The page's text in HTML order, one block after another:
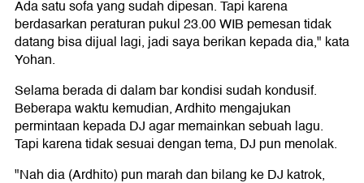
Ada satu sofa yang sudah dipesan. Tapi karena
berdasarkan peraturan pukul 23.00 WIB pemesan tidak
datang bisa dijual lagi, jadi saya berikan kepada dia," kata
Yohan.
Selama berada di dalam bar kondisi sudah kondusif.
Beberapa waktu kemudian, Ardhito mengajukan
permintaan kepada DJ agar memainkan sebuah lagu.
Tapi karena tidak sesuai dengan tema, DJ pun menolak.
"Nah dia (Ardhito) pun marah dan bilang ke DJ katrok,